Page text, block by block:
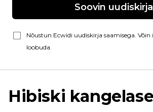
Soovin uudiskirja
Nõustun Ecwidi uudiskirja saamisega. Võin
loobuda.
Hibiski